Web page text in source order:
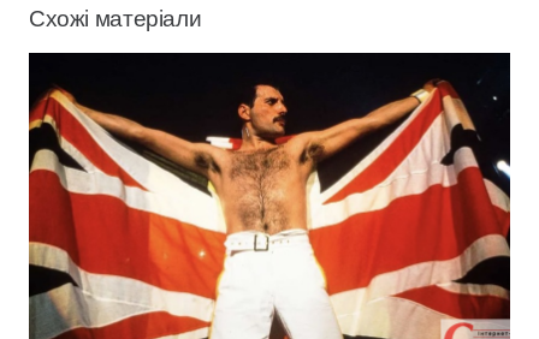
Схожі матеріали